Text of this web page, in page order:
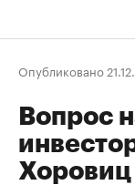
Опубликовано
Вопрос
Хоровиц